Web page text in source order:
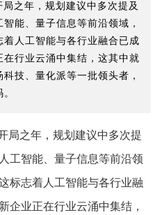
之年，规划建议中多次提及
能、量子信息等前沿领域，
人工智能与各行业融合已成
行业云涌中集结，这其中就
技、量化派等一批领头者，
之年，规划建议中多次提
工智能、量子信息等前沿领
标志着人工智能与各行业融
企业正在行业云涌中集结，